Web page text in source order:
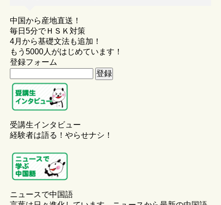
中国から産地直送！
毎日5分でＨＳＫ対策
4月から基礎文法も追加！
もう5000人がはじめています！
登録フォーム
受講生インタビュー
経験者は語る！やらせナシ！
ニュースで中国語